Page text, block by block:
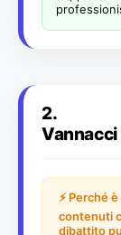
2.
⚡ Perché
contenuti
dibattito